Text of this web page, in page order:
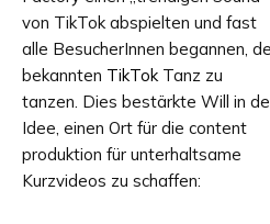
von TikTok abspielten und fast
alle BesucherInnen begannen,
bekannten TikTokTanz zu
tanzen. Dies bestärkte Will in
Idee, einen Ort für die content
produktion für unterhaltsame
Kurzvideos zu schaffen: